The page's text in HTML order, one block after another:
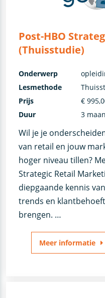
Post-HBO
(Thuisstudie)
Wil je je
van retail en jouw
hoger niveau tillen?
Strategic Retail
diepgaande kennis
trends en
brengen. …
Onderwerp
Lesmethode
Prijs
€
Duur
3
Meer informatie